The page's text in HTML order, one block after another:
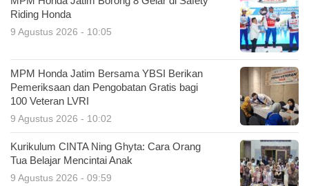
Riding Honda
9 Agustus 2026 - 10:05
MPM Honda Jatim Bersama YBSI Berikan
Pemeriksaan dan Pengobatan Gratis bagi
100 Veteran LVRI
9 Agustus 2026 - 10:02
Kurikulum CINTA Ning Ghyta: Cara Orang
Tua Belajar Mencintai Anak
9 Agustus 2026 - 09:59